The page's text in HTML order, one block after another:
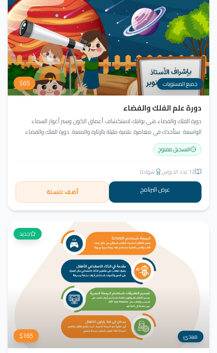
جميع المستويات $65
دورة علم الفلك والفضاء
دورة الفلك والفضاء هي بوابتك لاستكشاف أعماق الكون وسبر أغوار السماء
الواسعة. سنأخذك في مغامرة علمية مليئة بالإثارة والمتعة. دورة الفلك والفضاء
ليست مجرد تعليم، بل هي تجربة تنير عقلك وتثري خيالك، لتمنحك رؤية جديدة للكون
وتفتح لك آفاقاً لا حدود لها.
التسجيل مفتوح
12عدد الدروس شهادة
عرض البرنامج أضف للسلة
جديد
مبتدئ $165